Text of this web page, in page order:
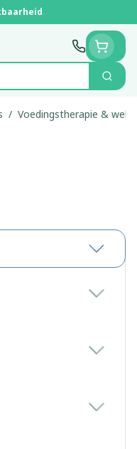
Zoek
/ Voedingstherapie &